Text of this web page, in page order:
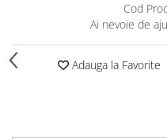
Cod
Ai nevoie de
Adauga la Favorite